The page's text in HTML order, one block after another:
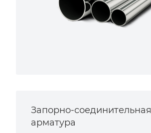
Запорно-соединительная
арматура